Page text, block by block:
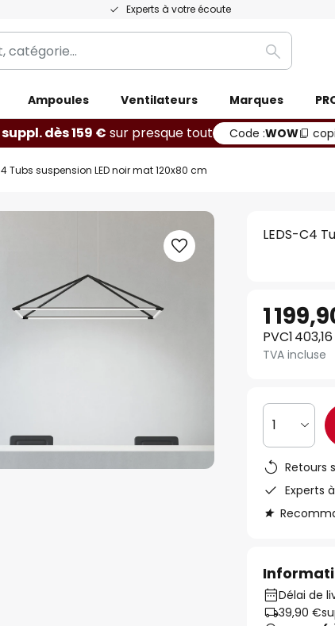
Experts à votre écoute
Ampoules Ventilateurs Marques
dès 159 € sur presque tout Code :WOW
Tubs suspension LED noir mat 120x80 cm
LEDS-C4
1
PVC1
TVA incluse
1
Retours
Experts
Délai de
39,90 €